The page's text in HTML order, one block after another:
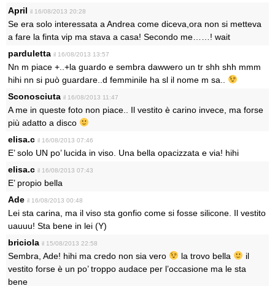
April il 16/08/2013 20:28
Se era solo interessata a Andrea come diceva,ora non si metteva
a fare la finta vip ma stava a casa! Secondo me……! wait
parduletta il 16/08/2013 13:57
Nn m piace +..+la guardo e sembra dawwero un tr shh shh mmm
hihi nn si può guardare..d femminile ha sl il nome m sa..
Sconosciuta il 16/08/2013 11:47
A me in queste foto non piace.. Il vestito è carino invece, ma forse
più adatto a disco
elisa.c il 16/08/2013 07:46
E’ solo UN po’ lucida in viso. Una bella opacizzata e via! hihi
elisa.c il 16/08/2013 07:43
E’ propio bella
Ade il 16/08/2013 00:48
Lei sta carina, ma il viso sta gonfio come si fosse silicone. Il vestito
uauuu! Sta bene in lei (Y)
briciola il 15/08/2013 22:58
Sembra, Ade! hihi ma credo non sia vero la trovo bella
il
vestito forse è un po’ troppo audace per l’occasione ma le sta
bene